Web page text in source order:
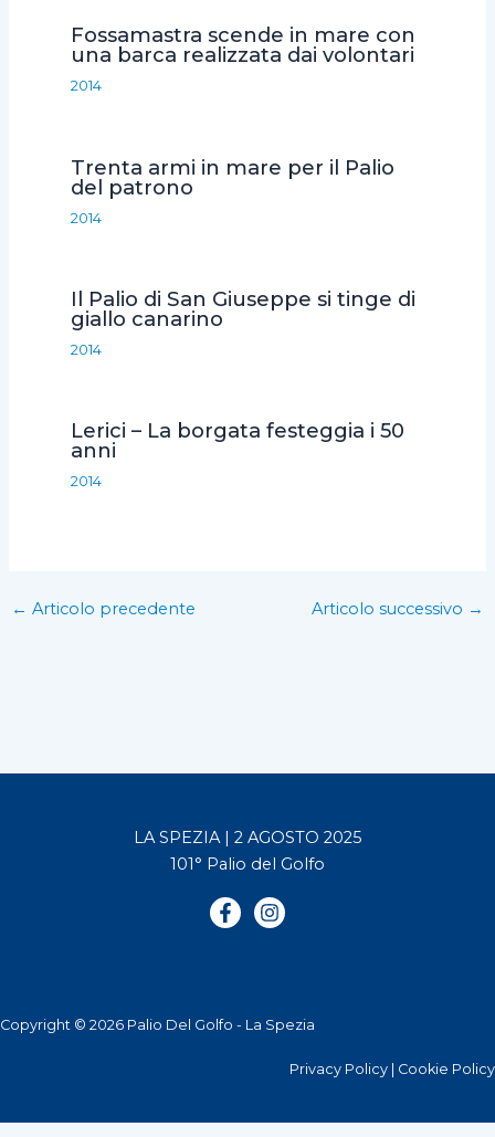
o
r
p
i
Fossamastra scende in mare con
una barca realizzata dai volontari
2014
Trenta armi in mare per il Palio
del patrono
2014
Il Palio di San Giuseppe si tinge di
giallo canarino
2014
Lerici – La borgata festeggia i 50
anni
2014
← Articolo precedente Articolo successivo →
LA SPEZIA | 2 AGOSTO 2025
101° Palio del Golfo
Copyright © 2026 Palio Del Golfo - La Spezia
Privacy Policy Cookie Policy